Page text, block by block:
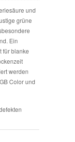
und
grüne
Ein
für blanke
werden
Color und